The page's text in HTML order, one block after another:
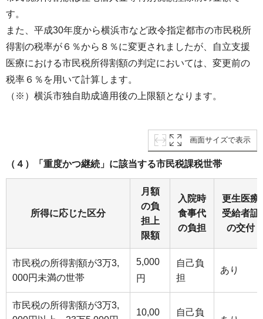
す。
また、平成30年度から横浜市など政令指定都市の市民税所
得割の税率が６％から８％に変更されましたが、自立支援
医療における市民税所得割額の判定においては、変更前の
税率６％を用いて計算します。
（※）横浜市独自助成適用後の上限額となります。
画面サイズで表示
（４）「重度かつ継続」に該当する市民税課税世帯
所得に応じた区分
月額
の負
担上
限額
入院時
食事代
の負担
更生医療
受給者証
の交付
市民税の所得割額が3万3,
000円未満の世帯
5,000
円
自己負
担
あり
市民税の所得割額が3万3,
10,00 自己負